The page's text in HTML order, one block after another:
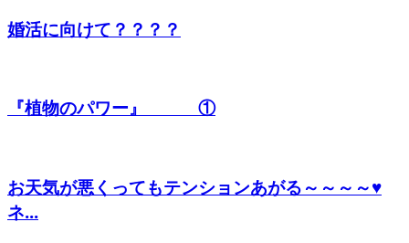
婚活に向けて？？？？
『植物のパワー』 ①
お天気が悪くってもテンションあがる～～～～♥
ネ...